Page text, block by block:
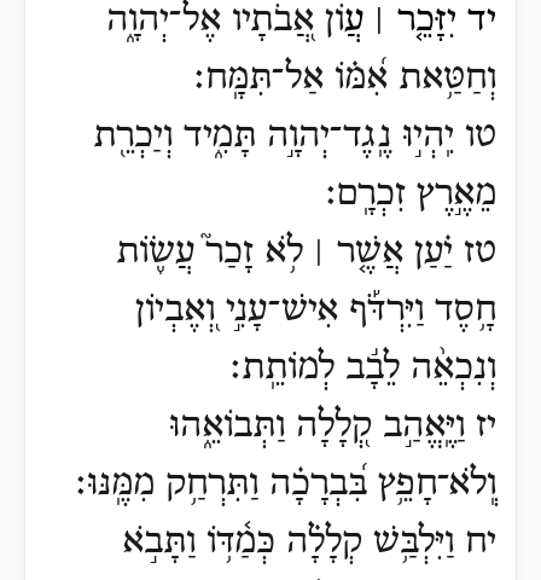
יד יִזָּכֵ֤ר ׀ עֲוֹן אֲ֭בֹתָיו אֶל־יְהוָ֑ה
וְחַטַּ֥את אִ֝מּ֗וֹ אַל־תִּמָּֽח׃
טו יִֽהְי֣וּ נֶֽגֶד־יְהוָ֣ה תָּמִ֑יד וְיַכְרֵ֖ת
מֵאֶ֣רֶץ זִכְרָֽם׃
טז יַ֗עַן אֲשֶׁ֤ר ׀ לֹ֥א זָכַר֮ עֲשׂ֪וֹת
חָ֥סֶד וַיִּרְדֹּ֡ף אִישׁ־עָנִ֣י וְ֭אֶבְיוֹן
וְנִכְאֵ֨ה לֵבָ֬ב לְמוֹתֵֽת׃
יז וַיֶּֽאֱהַ֣ב קְ֭לָלָה וַתְּבוֹאֵ֑הוּ
וְֽלֹא־חָפֵ֥ץ בִּ֝בְרָכָ֗ה וַתִּרְחַ֥ק מִמֶּֽנּוּ׃
יח וַיִּלְבַּ֥שׁ קְלָלָ֗ה כְּמַ֫דּ֥וֹ וַתָּבֹ֣א